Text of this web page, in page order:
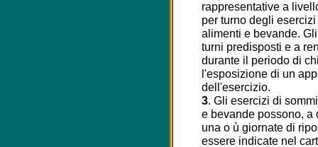
rappresentative a
per turno degli
alimenti e bevande.
turni predisposti e a
durante il periodo di
l'esposizione di un
dell'esercizio.
3. Gli esercizi di
e bevande possono, a
una o ù giornate di
essere indicate nel